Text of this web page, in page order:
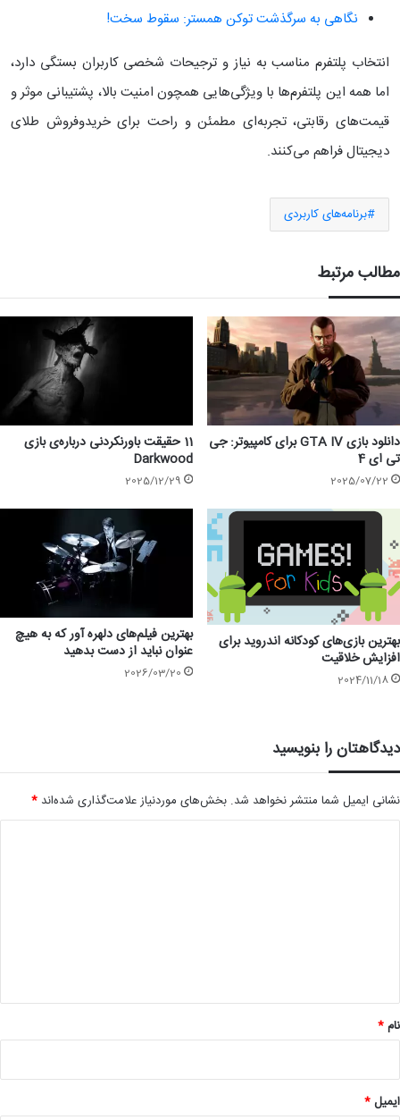
نگاهی به سرگذشت توکن همستر: سقوط سخت!
انتخاب پلتفرم مناسب به نیاز و ترجیحات شخصی کاربران بستگی دارد،
اما همه این پلتفرم‌ها با ویژگی‌هایی همچون امنیت بالا، پشتیبانی موثر و
قیمت‌های رقابتی، تجربه‌ای مطمئن و راحت برای خریدوفروش طلای
دیجیتال فراهم می‌کنند.
برنامه‌های کاربردی
مطالب مرتبط
دانلود بازی GTA IV برای کامپیوتر: جی
تی ای 4
2025/07/22
11 حقیقت باورنکردنی درباره‌ی بازی
Darkwood
2025/12/29
بهترین بازی‌های کودکانه اندروید برای
افزایش خلاقیت
2024/11/18
بهترین فیلم‌های دلهره آور که به هیچ
عنوان نباید از دست بدهید
2026/03/20
دیدگاهتان را بنویسید
نشانی ایمیل شما منتشر نخواهد شد. بخش‌های موردنیاز علامت‌گذاری شده‌اند *
نام*
ایمیل*